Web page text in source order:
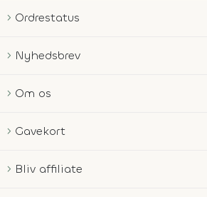
Ordrestatus
Nyhedsbrev
Om os
Gavekort
Bliv affiliate